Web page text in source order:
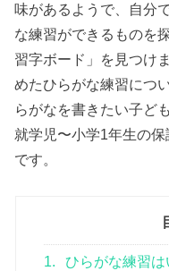
味があるようで、自分
な練習ができるものを
習字ボード」を見つけ
めたひらがな練習につ
らがなを書きたい子ど
就学児〜小学1年生の
です。
1.
ひらがな練習